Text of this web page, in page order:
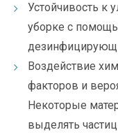
Устойчивость к
уборке с
Воздействие
факторов и
Некоторые
выделять